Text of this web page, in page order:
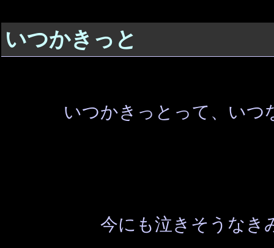
いつかきっと
いつかきっとって、いつ
今にも泣きそうなき